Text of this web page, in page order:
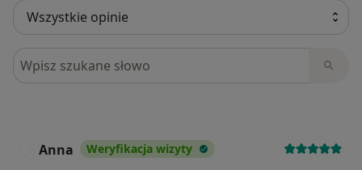
Szukaj w opiniach
Anna Weryfikacja wizyty